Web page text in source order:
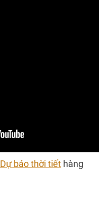
Dự báo thời tiết hàng